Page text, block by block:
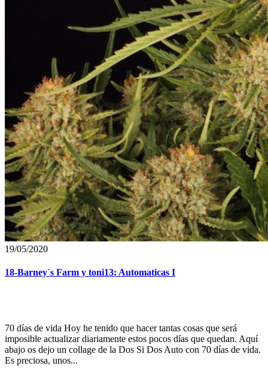
19/05/2020
18-Barney`s Farm y toni13: Automaticas I
70 días de vida Hoy he tenido que hacer tantas cosas que será
imposible actualizar diariamente estos pocos días que quedan. Aquí
abajo os dejo un collage de la Dos Si Dos Auto con 70 días de vida.
Es preciosa, unos...